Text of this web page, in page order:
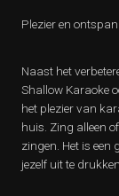
Plezier en
Naast het
Shallow Karaoke
het plezier van
huis. Zing alleen
zingen. Het is een
jezelf uit te